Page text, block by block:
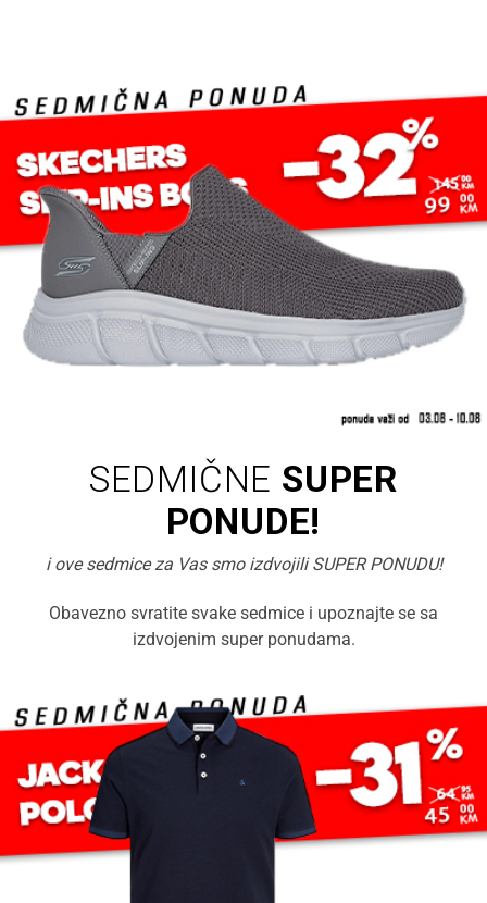
SEDMIČNE SUPER
PONUDE!
i ove sedmice za Vas smo izdvojili SUPER PONUDU!
Obavezno svratite svake sedmice i upoznajte se sa
izdvojenim super ponudama.